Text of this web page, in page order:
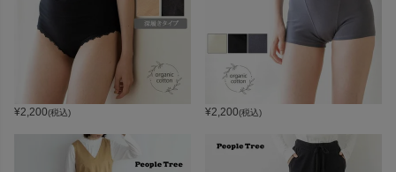
¥2,200(税込) ¥2,200(税込)